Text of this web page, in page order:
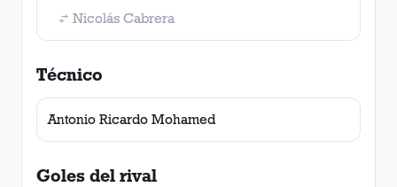
Nicolás Cabrera
Técnico
Antonio Ricardo Mohamed
Goles del rival